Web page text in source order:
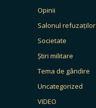
Opinii
Salonul refuzaților
Societate
Știri militare
Tema de gândire
Uncategorized
VIDEO